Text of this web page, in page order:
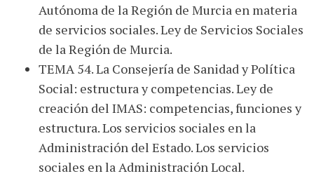
Autónoma de la Región de Murcia en materia
de servicios sociales. Ley de Servicios Sociales
de la Región de Murcia.
TEMA 54. La Consejería de Sanidad y Política
Social: estructura y competencias. Ley de
creación del IMAS: competencias, funciones y
estructura. Los servicios sociales en la
Administración del Estado. Los servicios
sociales en la Administración Local.